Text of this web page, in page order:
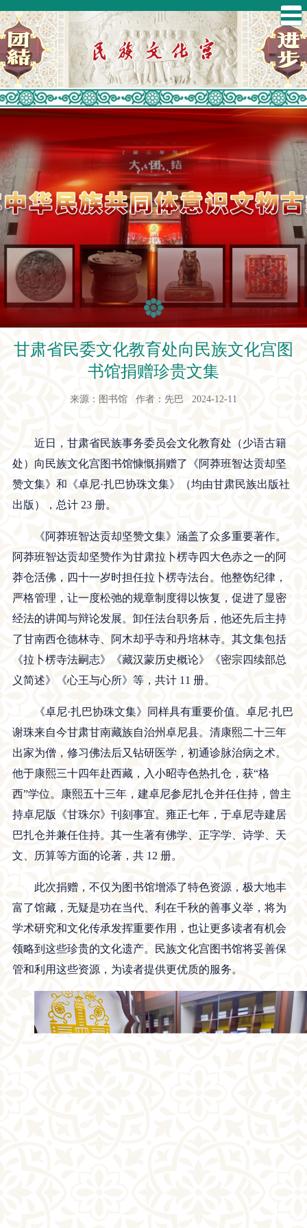
甘肃省民委文化教育处向民族文化宫图
书馆捐赠珍贵文集
来源：图书馆 作者：先巴 2024-12-11
近日，甘肃省民族事务委员会文化教育处（少语古籍
处）向民族文化宫图书馆慷慨捐赠了《阿莽班智达贡却坚
赞文集》和《卓尼·扎巴协珠文集》（均由甘肃民族出版社
出版），总计 23 册。
《阿莽班智达贡却坚赞文集》涵盖了众多重要著作。
阿莽班智达贡却坚赞作为甘肃拉卜楞寺四大色赤之一的阿
莽仓活佛，四十一岁时担任拉卜楞寺法台。他整饬纪律，
严格管理，让一度松弛的规章制度得以恢复，促进了显密
经法的讲闻与辩论发展。卸任法台职务后，他还先后主持
了甘南西仓德林寺、阿木却乎寺和丹培林寺。其文集包括
《拉卜楞寺法嗣志》《藏汉蒙历史概论》《密宗四续部总
义简述》《心王与心所》等，共计 11 册。
《卓尼·扎巴协珠文集》同样具有重要价值。卓尼·扎巴
谢珠来自今甘肃甘南藏族自治州卓尼县。清康熙二十三年
出家为僧，修习佛法后又钻研医学，初通诊脉治病之术。
他于康熙三十四年赴西藏，入小昭寺色热扎仓，获“格
西”学位。康熙五十三年，建卓尼参尼扎仓并任住持，曾主
持卓尼版《甘珠尔》刊刻事宜。雍正七年，于卓尼寺建居
巴扎仓并兼任住持。其一生著有佛学、正字学、诗学、天
文、历算等方面的论著，共 12 册。
此次捐赠，不仅为图书馆增添了特色资源，极大地丰
富了馆藏，无疑是功在当代、利在千秋的善事义举，将为
学术研究和文化传承发挥重要作用，也让更多读者有机会
领略到这些珍贵的文化遗产。民族文化宫图书馆将妥善保
管和利用这些资源，为读者提供更优质的服务。